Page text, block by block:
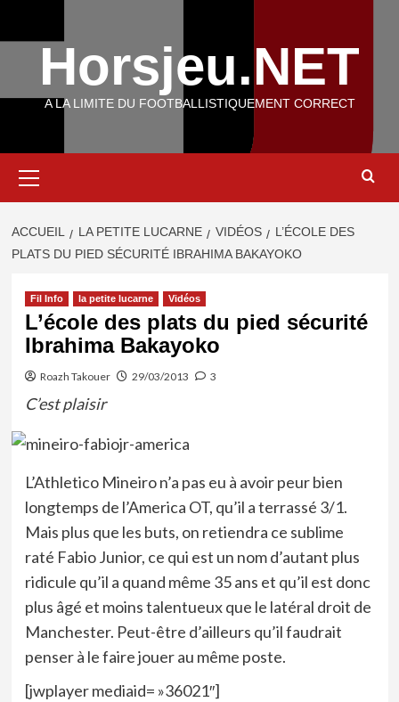
Horsjeu.NET
A LA LIMITE DU FOOTBALLISTIQUEMENT CORRECT
principal
ACCUEIL LA PETITE LUCARNE VIDÉOS
L’ÉCOLE DES
PLATS DU PIED SÉCURITÉ IBRAHIMA BAKAYOKO
Fil Info la petite lucarne Vidéos
L’école des plats du pied sécurité
Ibrahima Bakayoko
Roazh Takouer 29/03/2013 3
C’est plaisir
L’Athletico Mineiro n’a pas eu à avoir peur bien
longtemps de l’America OT, qu’il a terrassé 3/1.
Mais plus que les buts, on retiendra ce sublime
raté Fabio Junior, ce qui est un nom d’autant plus
ridicule qu’il a quand même 35 ans et qu’il est donc
plus âgé et moins talentueux que le latéral droit de
Manchester. Peut-être d’ailleurs qu’il faudrait
penser à le faire jouer au même poste.
[jwplayer mediaid= »36021″]